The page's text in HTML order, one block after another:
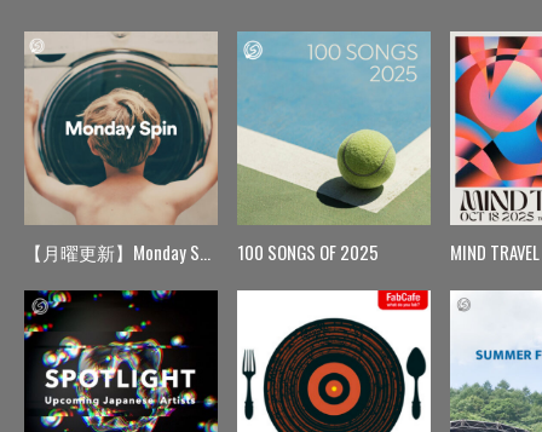
【月曜更新】Monday Spin 100 SONGS OF 2025 MIND TRAVEL